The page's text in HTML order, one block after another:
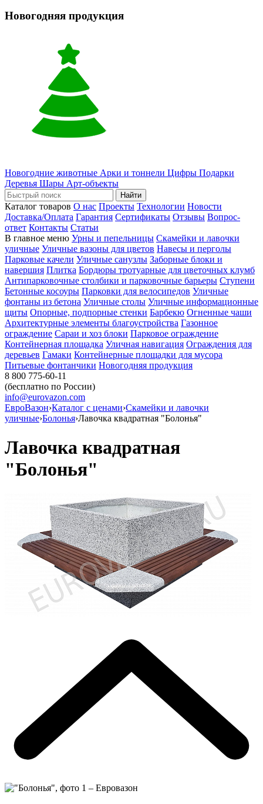
Новогодняя продукция
Новогодние животные Арки и тоннели Цифры Подарки
Деревья Шары Арт-объекты
Найти
Каталог товаров О нас Проекты Технологии Новости
Доставка/Оплата Гарантия Сертификаты Отзывы Вопрос-
ответ Контакты Статьи
В главное меню Урны и пепельницы Скамейки и лавочки
уличные Уличные вазоны для цветов Навесы и перголы
Парковые качели Уличные санузлы Заборные блоки и
навершия Плитка Бордюры тротуарные для цветочных клумб
Антипарковочные столбики и парковочные барьеры Ступени
Бетонные косоуры Парковки для велосипедов Уличные
фонтаны из бетона Уличные столы Уличные информационные
щиты Опорные, подпорные стенки Барбекю Огненные чаши
Архитектурные элементы благоустройства Газонное
ограждение Сараи и хоз блоки Парковое ограждение
Контейнерная площадка Уличная навигация Ограждения для
деревьев Гамаки Контейнерные площадки для мусора
Питьевые фонтанчики Новогодняя продукция
8 800 775-60-11
(бесплатно по России)
info@eurovazon.com
ЕвроВазон›Каталог с ценами›Скамейки и лавочки
уличные›Болонья›Лавочка квадратная "Болонья"
Лавочка квадратная
"Болонья"